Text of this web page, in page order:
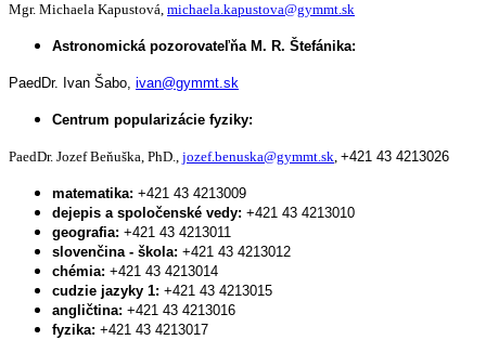
Mgr. Michaela Kapustová, michaela.kapustova@gymmt.sk
Astronomická pozorovateľňa M. R. Štefánika:
PaedDr. Ivan Šabo, ivan@gymmt.sk
Centrum popularizácie fyziky:
PaedDr. Jozef Beňuška, PhD., jozef.benuska@gymmt.sk, +421 43 4213026
matematika: +421 43 4213009
dejepis a spoločenské vedy: +421 43 4213010
geografia: +421 43 4213011
slovenčina - škola: +421 43 4213012
chémia: +421 43 4213014
cudzie jazyky 1: +421 43 4213015
angličtina: +421 43 4213016
fyzika: +421 43 4213017